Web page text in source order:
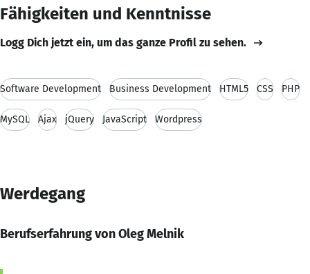
Fähigkeiten und Kenntnisse
Logg Dich jetzt ein, um das ganze Profil zu sehen.
Software Development Business Development HTML5 CSS PHP
MySQL Ajax jQuery JavaScript Wordpress
Werdegang
Berufserfahrung von Oleg Melnik